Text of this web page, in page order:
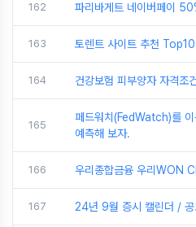
162 파리바게트 네이버페이
163 토렌트 사이트 추천 Top10
164 건강보험 피부양자 자격조
165
페드워치(FedWatch)를 이
예측해 보자.
166 우리종합금융 우리WON
167 24년 9월 증시 캘린더 / 공